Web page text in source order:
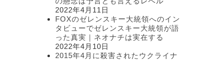
2022年4月11日
FOXのゼレンスキー大統領へのイン
タビューでゼレンスキー大統領が語
った真実｜ネオナチは実在する
2022年4月10日
2015年4月に殺害されたウクライナ